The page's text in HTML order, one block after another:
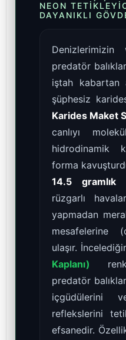
NEON
DAYANIKLI
Denizlerimizin
predatör
iştah kabartan
şüphesiz
Karides Maket
canlıyı
hidrodinamik
forma
14.5 gramlık
rüzgarlı
yapmadan
mesafelerine
ulaşır.
Kaplanı) renk
predatör
içgüdülerini
reflekslerini
efsanedir.